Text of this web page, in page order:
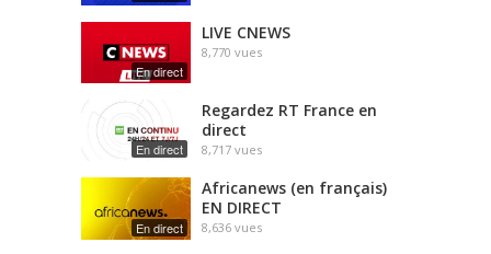
En direct
LIVE CNEWS
8,770 vues
En direct
Regardez RT France en
direct
8,717 vues
En direct
Africanews (en français)
EN DIRECT
8,636 vues